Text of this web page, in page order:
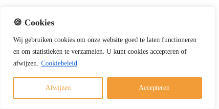
🍪 Cookies
Wij gebruiken cookies om onze website goed te laten functioneren
en om statistieken te verzamelen. U kunt cookies accepteren of
afwijzen. Cookiebeleid
Afwijzen Accepteren